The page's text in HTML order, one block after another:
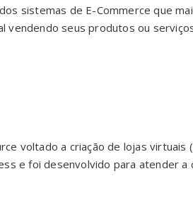
sistemas de E-Commerce que
vendendo seus produtos ou
voltado a criação de lojas virtuais
e foi desenvolvido para atender a